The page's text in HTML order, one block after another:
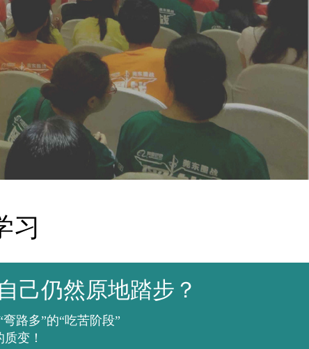
习
己仍然原地踏步？
路多”的“吃苦阶段”
变！